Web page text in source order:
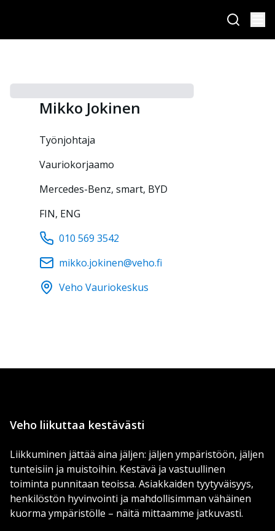
Mikko Jokinen
työnjohtaja
Vauriokorjaamo
Mercedes-Benz, smart, BYD
FIN, ENG
010 569 3542
mikko.jokinen@veho.fi
Veho Vauriokeskus
Veho liikuttaa kestävästi
Liikkuminen jättää aina jäljen: jäljen ympäristöön, jäljen
tunteisiin ja muistoihin. Kestävä ja vastuullinen
toiminta punnitaan teoissa. Asiakkaiden tyytyväisyys,
henkilöstön hyvinvointi ja mahdollisimman vähäinen
kuorma ympäristölle – näitä mittaamme jatkuvasti.